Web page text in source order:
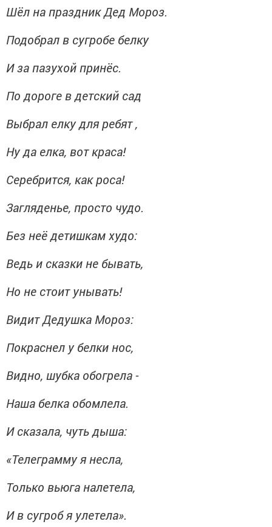
Шёл на праздник Дед Мороз.
Подобрал в сугробе белку
И за пазухой принёс.
По дороге в детский сад
Выбрал елку для ребят ,
Ну да елка, вот краса!
Серебрится, как роса!
Загляденье, просто чудо.
Без неё детишкам худо:
Ведь и сказки не бывать,
Но не стоит унывать!
Видит Дедушка Мороз:
Покраснел у белки нос,
Видно, шубка обогрела -
Наша белка обомлела.
И сказала, чуть дыша:
«Телеграмму я несла,
Только вьюга налетела,
И в сугроб я улетела».